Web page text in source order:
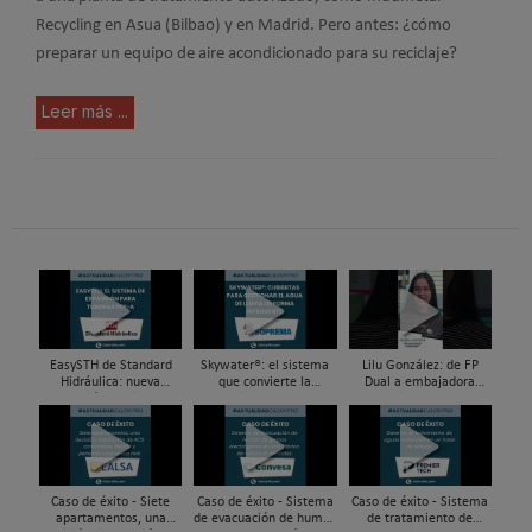
Recycling en Asua (Bilbao) y en Madrid. Pero antes: ¿cómo
preparar un equipo de aire acondicionado para su reciclaje?
Leer más ...
EasySTH de Standard
Hidráulica: nueva
de expansión para
tuberías PEX
Skywater®: el sistema
que convierte la
infraestructura activa de
gestión del agua...
Lilu González: de FP
Dual a embajadora
| Mecatrónica Industrial
Caso de éxito - Siete
apartamentos, una
Caso de éxito - Sistema
de evacuación de humos
Caso de éxito - Sistema
de tratamiento de